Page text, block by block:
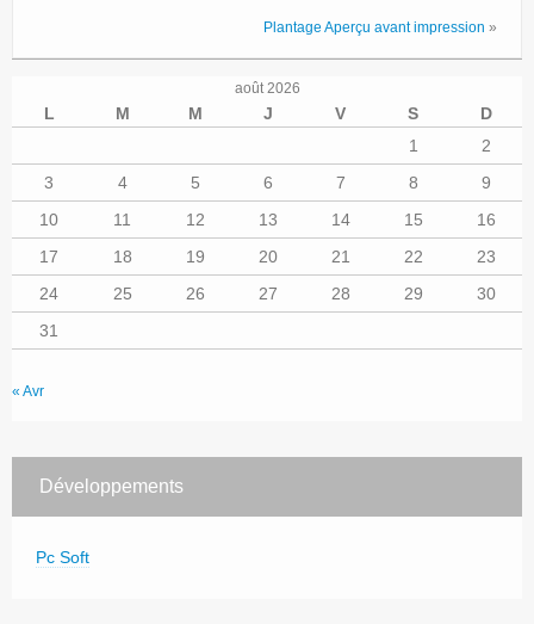
Plantage Aperçu avant impression »
août 2026
L M M J V S
D
1
2
3
4 5 6 7 8
9
10
11 12 13 14 15
16
17
18 19 20 21 22
23
24
25 26 27 28 29
30
31
« Avr
Développements
Pc Soft